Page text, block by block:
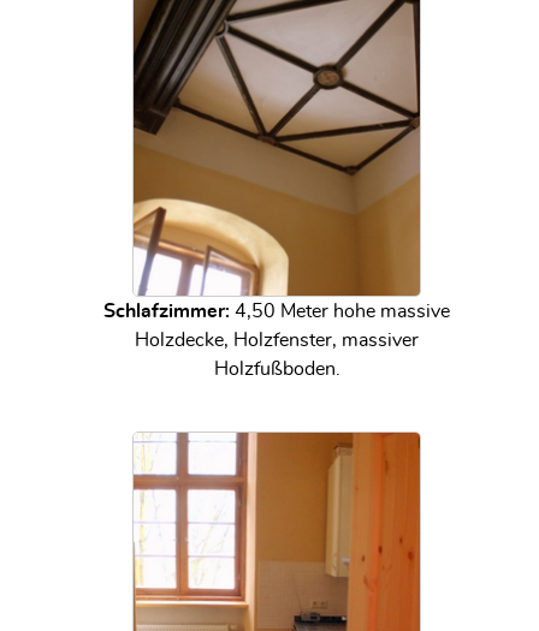
Schlafzimmer: 4,50 Meter hohe massive
Holzdecke, Holzfenster, massiver
Holzfußboden.